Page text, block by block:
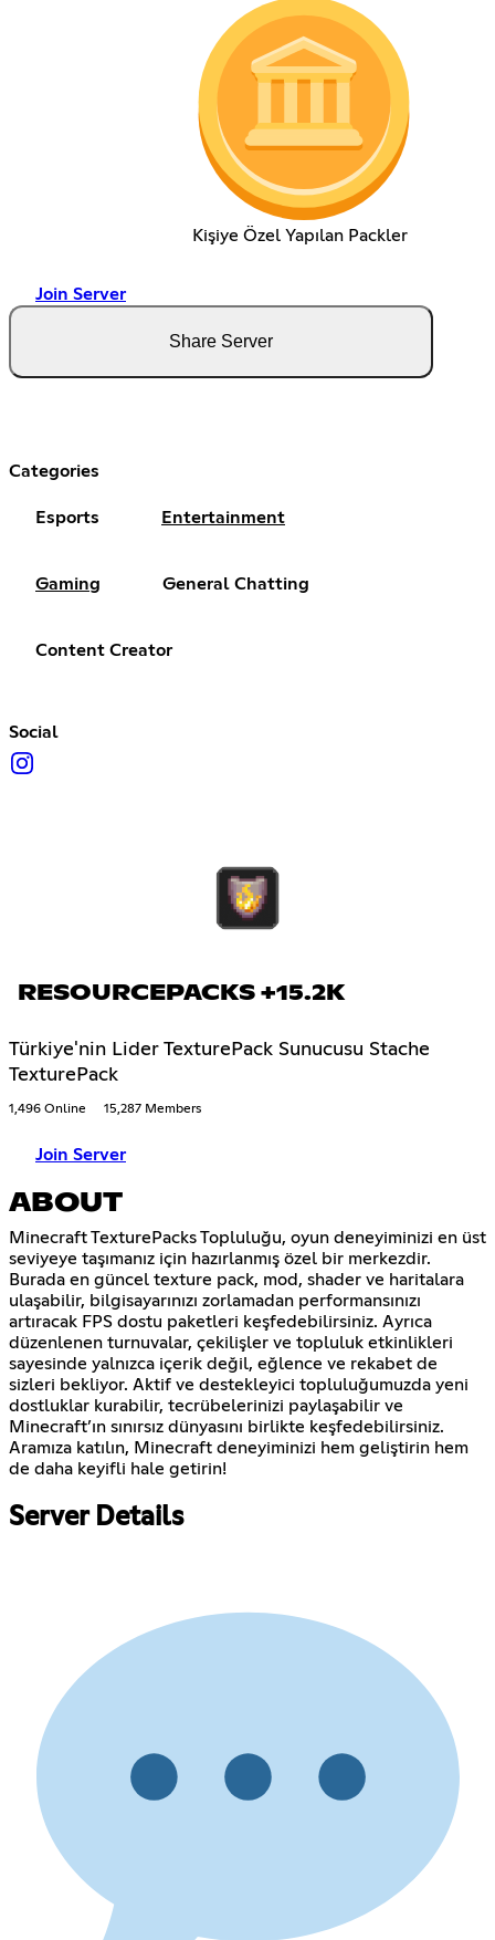
Kişiye Özel Yapılan Packler
Join Server
Share Server
Categories
Esports Entertainment
Gaming General Chatting
Content Creator
Social
RESOURCEPACKS +15.2K
Türkiye'nin Lider TexturePack Sunucusu Stache
TexturePack
1,496 Online 15,287 Members
Join Server
ABOUT
Minecraft TexturePacks Topluluğu, oyun deneyiminizi en üst
seviyeye taşımanız için hazırlanmış özel bir merkezdir.
Burada en güncel texture pack, mod, shader ve haritalara
ulaşabilir, bilgisayarınızı zorlamadan performansınızı
artıracak FPS dostu paketleri keşfedebilirsiniz. Ayrıca
düzenlenen turnuvalar, çekilişler ve topluluk etkinlikleri
sayesinde yalnızca içerik değil, eğlence ve rekabet de
sizleri bekliyor. Aktif ve destekleyici topluluğumuzda yeni
dostluklar kurabilir, tecrübelerinizi paylaşabilir ve
Minecraft’ın sınırsız dünyasını birlikte keşfedebilirsiniz.
Aramıza katılın, Minecraft deneyiminizi hem geliştirin hem
de daha keyifli hale getirin!
Server Details